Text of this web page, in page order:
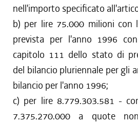
nell'importo specificato
b) per lire 75.000 milioni con
prevista per l'anno 1996
capitolo 111 dello stato di
del bilancio pluriennale per gli
bilancio per l'anno 1996;
c) per lire 8.779.303.581 -
7.375.270.000 a quote